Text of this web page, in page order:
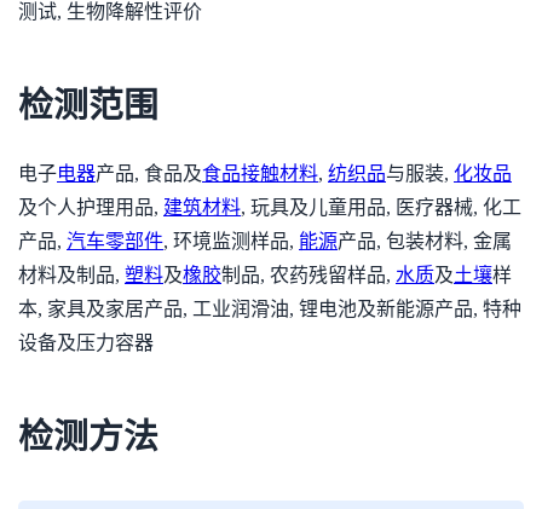
测试, 生物降解性评价
检测范围
电子电器产品, 食品及食品接触材料, 纺织品与服装, 化妆品
及个人护理用品, 建筑材料, 玩具及儿童用品, 医疗器械, 化工
产品, 汽车零部件, 环境监测样品, 能源产品, 包装材料, 金属
材料及制品, 塑料及橡胶制品, 农药残留样品, 水质及土壤样
本, 家具及家居产品, 工业润滑油, 锂电池及新能源产品, 特种
设备及压力容器
检测方法